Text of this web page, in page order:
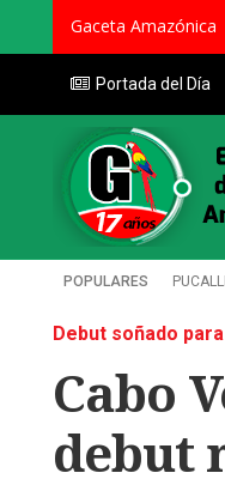
Gaceta Amazónica
Portada del Día
POPULARES
Debut soñado
Cabo
debut